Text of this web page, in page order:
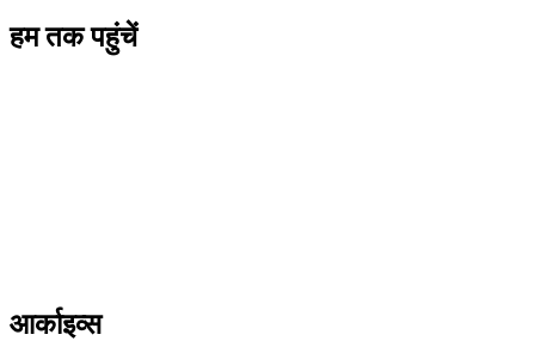
हम तक पहुंचें
आर्काइव्स